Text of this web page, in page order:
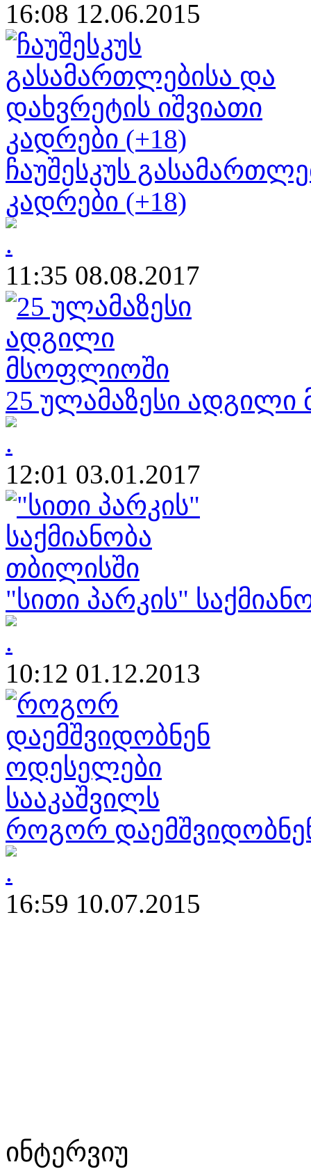
16:08 12.06.2015
ჩაუშესკუს
კადრები (+18)
11:35 08.08.2017
25 ულამაზესი
12:01 03.01.2017
"სითი პარკის"
10:12 01.12.2013
როგორ
16:59 10.07.2015
ინტერვიუ